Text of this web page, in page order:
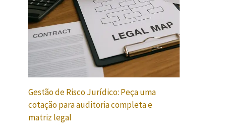
Gestão de Risco Jurídico: Peça uma
cotação para auditoria completa e
matriz legal